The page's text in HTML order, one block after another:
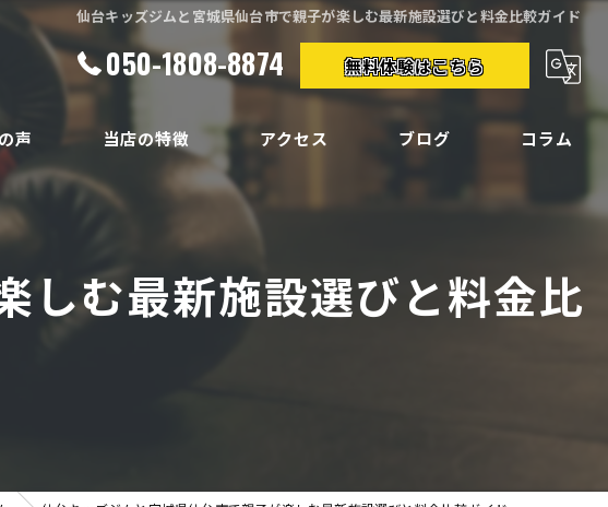
仙台キッズジムと宮城県仙台市で親子が楽しむ最新施設選びと料金比較ガイド
050-1808-8874 無料体験はこちら
声 当店の特徴
ダイエット
ボディメイク
アクセス ブログ コラム
しむ最新施設選びと料金比